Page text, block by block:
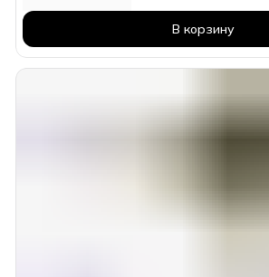
В корзину